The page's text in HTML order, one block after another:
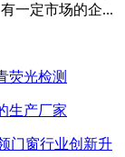
一定市场的企...
荧光检测
生产厂家
门窗行业创新升